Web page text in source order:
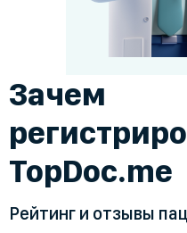
Зачем
TopDoc.me
Рейтинг и отзывы